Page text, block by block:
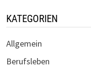
KATEGORIEN
Allgemein
Berufsleben